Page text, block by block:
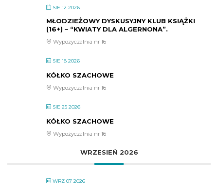
SIE 12 2026
MŁODZIEŻOWY DYSKUSYJNY KLUB KSIĄŻKI
(16+) – “KWIATY DLA ALGERNONA”.
Wypożyczalnia nr 16
SIE 18 2026
KÓŁKO SZACHOWE
Wypożyczalnia nr 16
SIE 25 2026
KÓŁKO SZACHOWE
Wypożyczalnia nr 16
WRZESIEŃ 2026
WRZ 07 2026